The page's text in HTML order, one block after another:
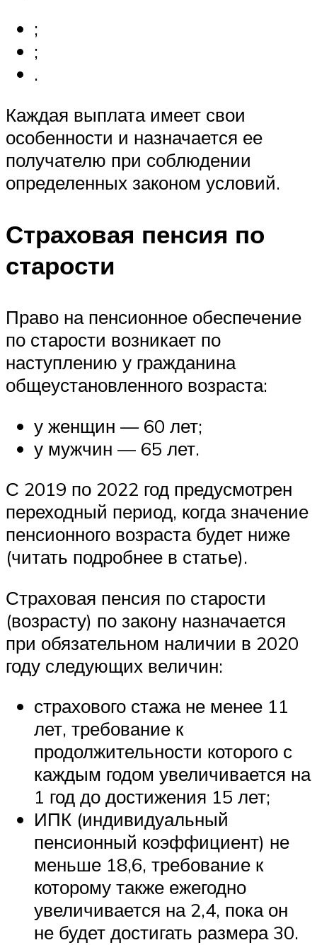
;
;
.
Каждая выплата имеет свои
особенности и назначается ее
получателю при соблюдении
определенных законом условий.
Страховая пенсия по
старости
Право на пенсионное обеспечение
по старости возникает по
наступлению у гражданина
общеустановленного возраста:
у женщин — 60 лет;
у мужчин — 65 лет.
С 2019 по 2022 год предусмотрен
переходный период, когда значение
пенсионного возраста будет ниже
(читать подробнее в статье).
Страховая пенсия по старости
(возрасту) по закону назначается
при обязательном наличии в 2020
году следующих величин:
страхового стажа не менее 11
лет, требование к
продолжительности которого с
каждым годом увеличивается на
1 год до достижения 15 лет;
ИПК (индивидуальный
пенсионный коэффициент) не
меньше 18,6, требование к
которому также ежегодно
увеличивается на 2,4, пока он
не будет достигать размера 30.